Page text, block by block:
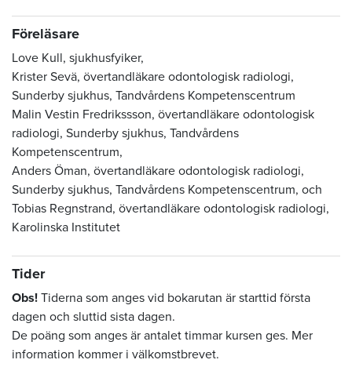
Föreläsare
Love Kull, sjukhusfyiker,
Krister Sevä, övertandläkare odontologisk radiologi,
Sunderby sjukhus, Tandvårdens Kompetenscentrum
Malin Vestin Fredrikssson, övertandläkare odontologisk
radiologi, Sunderby sjukhus, Tandvårdens
Kompetenscentrum,
Anders Öman, övertandläkare odontologisk radiologi,
Sunderby sjukhus, Tandvårdens Kompetenscentrum, och
Tobias Regnstrand, övertandläkare odontologisk radiologi,
Karolinska Institutet
Tider
Obs! Tiderna som anges vid bokarutan är starttid första
dagen och sluttid sista dagen.
De poäng som anges är antalet timmar kursen ges. Mer
information kommer i välkomstbrevet.